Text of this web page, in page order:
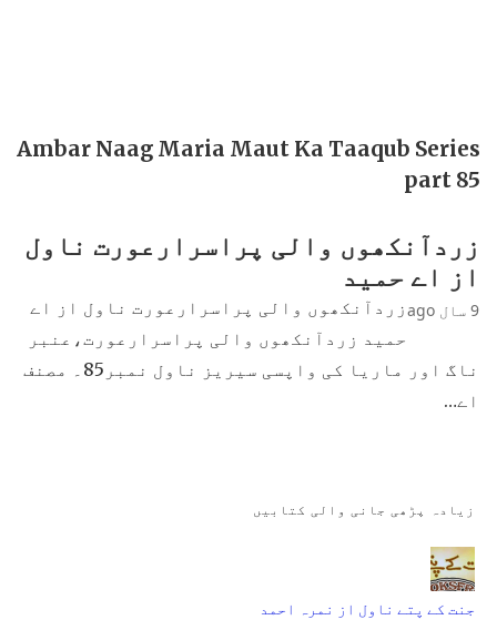
Ambar Naag Maria Maut Ka Taaqub Series
part 85
زردآنکھوں والی پراسرارعورت ناول
از اے حمید
9 سال ago
زردآنکھوں والی پراسرارعورت ناول از اے
حمید زردآنکھوں والی پراسرارعورت،عنبر
ناگ اور ماریا کی واپسی سیریز ناول نمبر85۔ مصنف
اے…
زیادہ پڑھی جانی والی کتابیں
جنت کے پتے ناول از نمرہ احمد